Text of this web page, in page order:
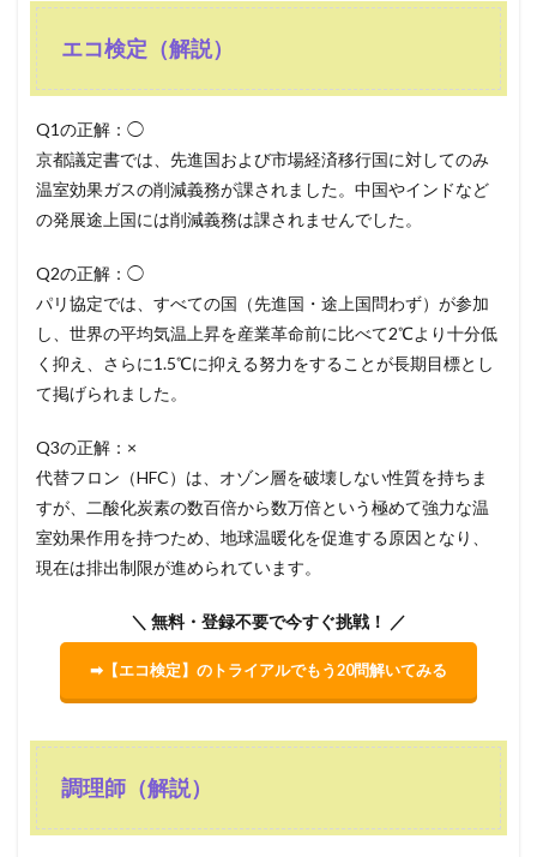
エコ検定（解説）
Q1の正解：◯
京都議定書では、先進国および市場経済移行国に対してのみ
温室効果ガスの削減義務が課されました。中国やインドなど
の発展途上国には削減義務は課されませんでした。
Q2の正解：◯
パリ協定では、すべての国（先進国・途上国問わず）が参加
し、世界の平均気温上昇を産業革命前に比べて2℃より十分低
く抑え、さらに1.5℃に抑える努力をすることが長期目標とし
て掲げられました。
Q3の正解：×
代替フロン（HFC）は、オゾン層を破壊しない性質を持ちま
すが、二酸化炭素の数百倍から数万倍という極めて強力な温
室効果作用を持つため、地球温暖化を促進する原因となり、
現在は排出制限が進められています。
＼ 無料・登録不要で今すぐ挑戦！ ／
➡【エコ検定】のトライアルでもう20問解いてみる
調理師（解説）